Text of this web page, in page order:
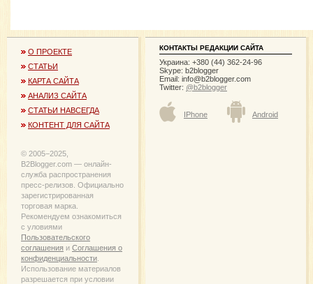
О ПРОЕКТЕ
СТАТЬИ
КАРТА САЙТА
АНАЛИЗ САЙТА
СТАТЬИ НАВСЕГДА
КОНТЕНТ ДЛЯ САЙТА
© 2005−2025,
B2Blogger.com — онлайн-
служба распространения
пресс-релизов. Официально
зарегистрированная
торговая марка.
Рекомендуем ознакомиться
с уловиями
Пользовательского
соглашения и Соглашения о
конфиденциальности
Использование материалов
разрешается при условии
КОНТАКТЫ РЕДАКЦИИ САЙТА
Украина: +380 (44) 362-24-96
Skype: b2blogger
Email: info@b2blogger.com
Twitter: @b2blogger
IPhone Android